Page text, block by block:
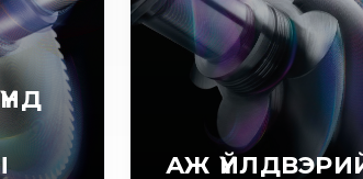
АЖ